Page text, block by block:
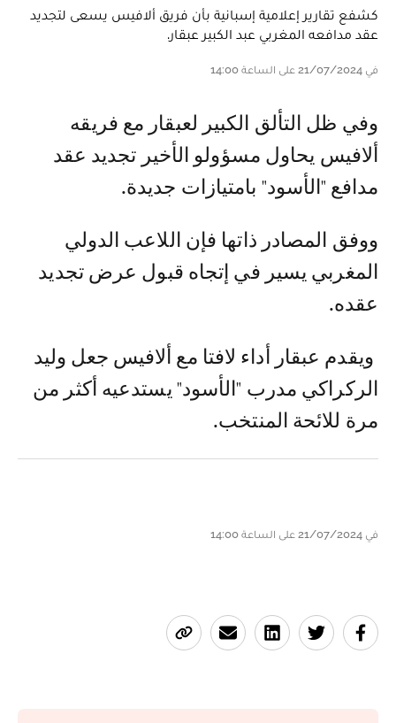
كشفع تقارير إعلامية إسبانية بأن فريق ألافيس يسعى لتجديد
عقد مدافعه المغربي عبد الكبير عبقار.
في 21/07/2024 على الساعة 14:00
و في ظل التألق الكبير لعبقار مع فريقه
ألافيس يحاول مسؤولو الأخير تجديد عقد
مدافع "الأسود" بامتيازات جديدة.
ووفق المصادر ذاتها فإن اللاعب الدولي
المغربي يسير في إتجاه قبول عرض تجديد
عقده.
ويقدم عبقار أداء لافتا مع ألافيس جعل وليد
الركراكي مدرب "الأسود" يستدعيه أكثر من
مرة للائحة المنتخب.
في 21/07/2024 على الساعة 14:00